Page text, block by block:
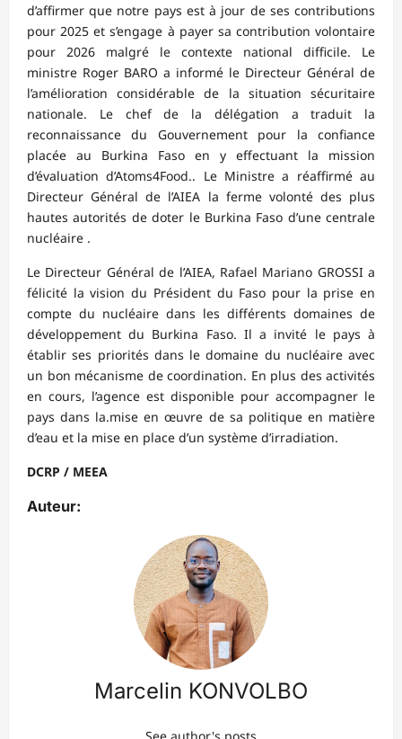
d’affirmer que notre pays est à jour de ses contributions
pour 2025 et s’engage à payer sa contribution volontaire
pour 2026 malgré le contexte national difficile. Le
ministre Roger BARO a informé le Directeur Général de
l’amélioration considérable de la situation sécuritaire
nationale. Le chef de la délégation a traduit la
reconnaissance du Gouvernement pour la confiance
placée au Burkina Faso en y effectuant la mission
d’évaluation d’Atoms4Food.. Le Ministre a réaffirmé au
Directeur Général de l’AIEA la ferme volonté des plus
hautes autorités de doter le Burkina Faso d’une centrale
nucléaire .
Le Directeur Général de l’AIEA, Rafael Mariano GROSSI a
félicité la vision du Président du Faso pour la prise en
compte du nucléaire dans les différents domaines de
développement du Burkina Faso. Il a invité le pays à
établir ses priorités dans le domaine du nucléaire avec
un bon mécanisme de coordination. En plus des activités
en cours, l’agence est disponible pour accompagner le
pays dans la.mise en œuvre de sa politique en matière
d’eau et la mise en place d’un système d’irradiation.
DCRP / MEEA
Auteur:
Marcelin KONVOLBO